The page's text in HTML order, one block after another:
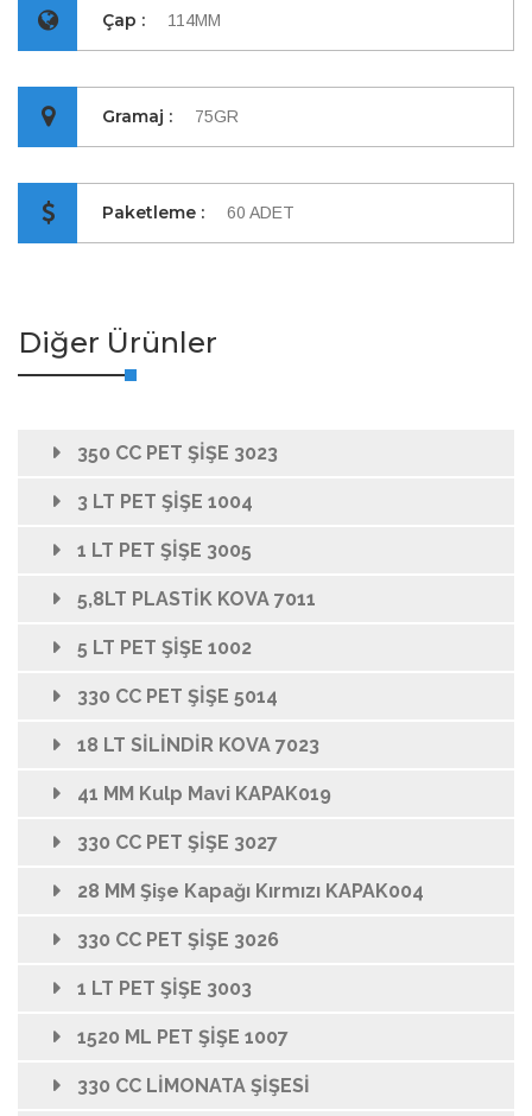
Çap : 114MM
Gramaj : 75GR
Paketleme : 60 ADET
Diğer Ürünler
350 CC PET ŞİŞE 3023
3 LT PET ŞİŞE 1004
1 LT PET ŞİŞE 3005
5,8LT PLASTİK KOVA 7011
5 LT PET ŞİŞE 1002
330 CC PET ŞİŞE 5014
18 LT SİLİNDİR KOVA 7023
41 MM Kulp Mavi KAPAK019
330 CC PET ŞİŞE 3027
28 MM Şişe Kapağı Kırmızı KAPAK004
330 CC PET ŞİŞE 3026
1 LT PET ŞİŞE 3003
1520 ML PET ŞİŞE 1007
330 CC LİMONATA ŞİŞESİ